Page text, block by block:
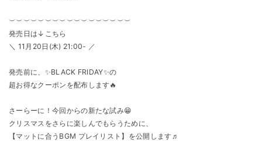
︶︶︶︶︶︶︶︶︶︶︶︶︶︶︶︶︶
発売日は↓こちら
＼ 11月20日(木) 21:00- ／
発売前に、✨️BLACK FRIDAY✨️の
超お得なクーポンを配布します🔥
さーらーに！今回からの新たな試み😁
クリスマスをさらに楽しんでもらうために、
【マットに合うBGM プレイリスト】を公開します♬